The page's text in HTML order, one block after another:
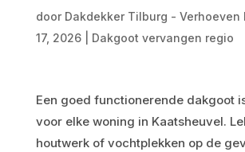
door Dakdekker Tilburg - Verhoeven
17, 2026| Dakgoot vervangen regio
Een goed functionerende dakgoot
voor elke woning in Kaatsheuvel.
houtwerk of vochtplekken op de